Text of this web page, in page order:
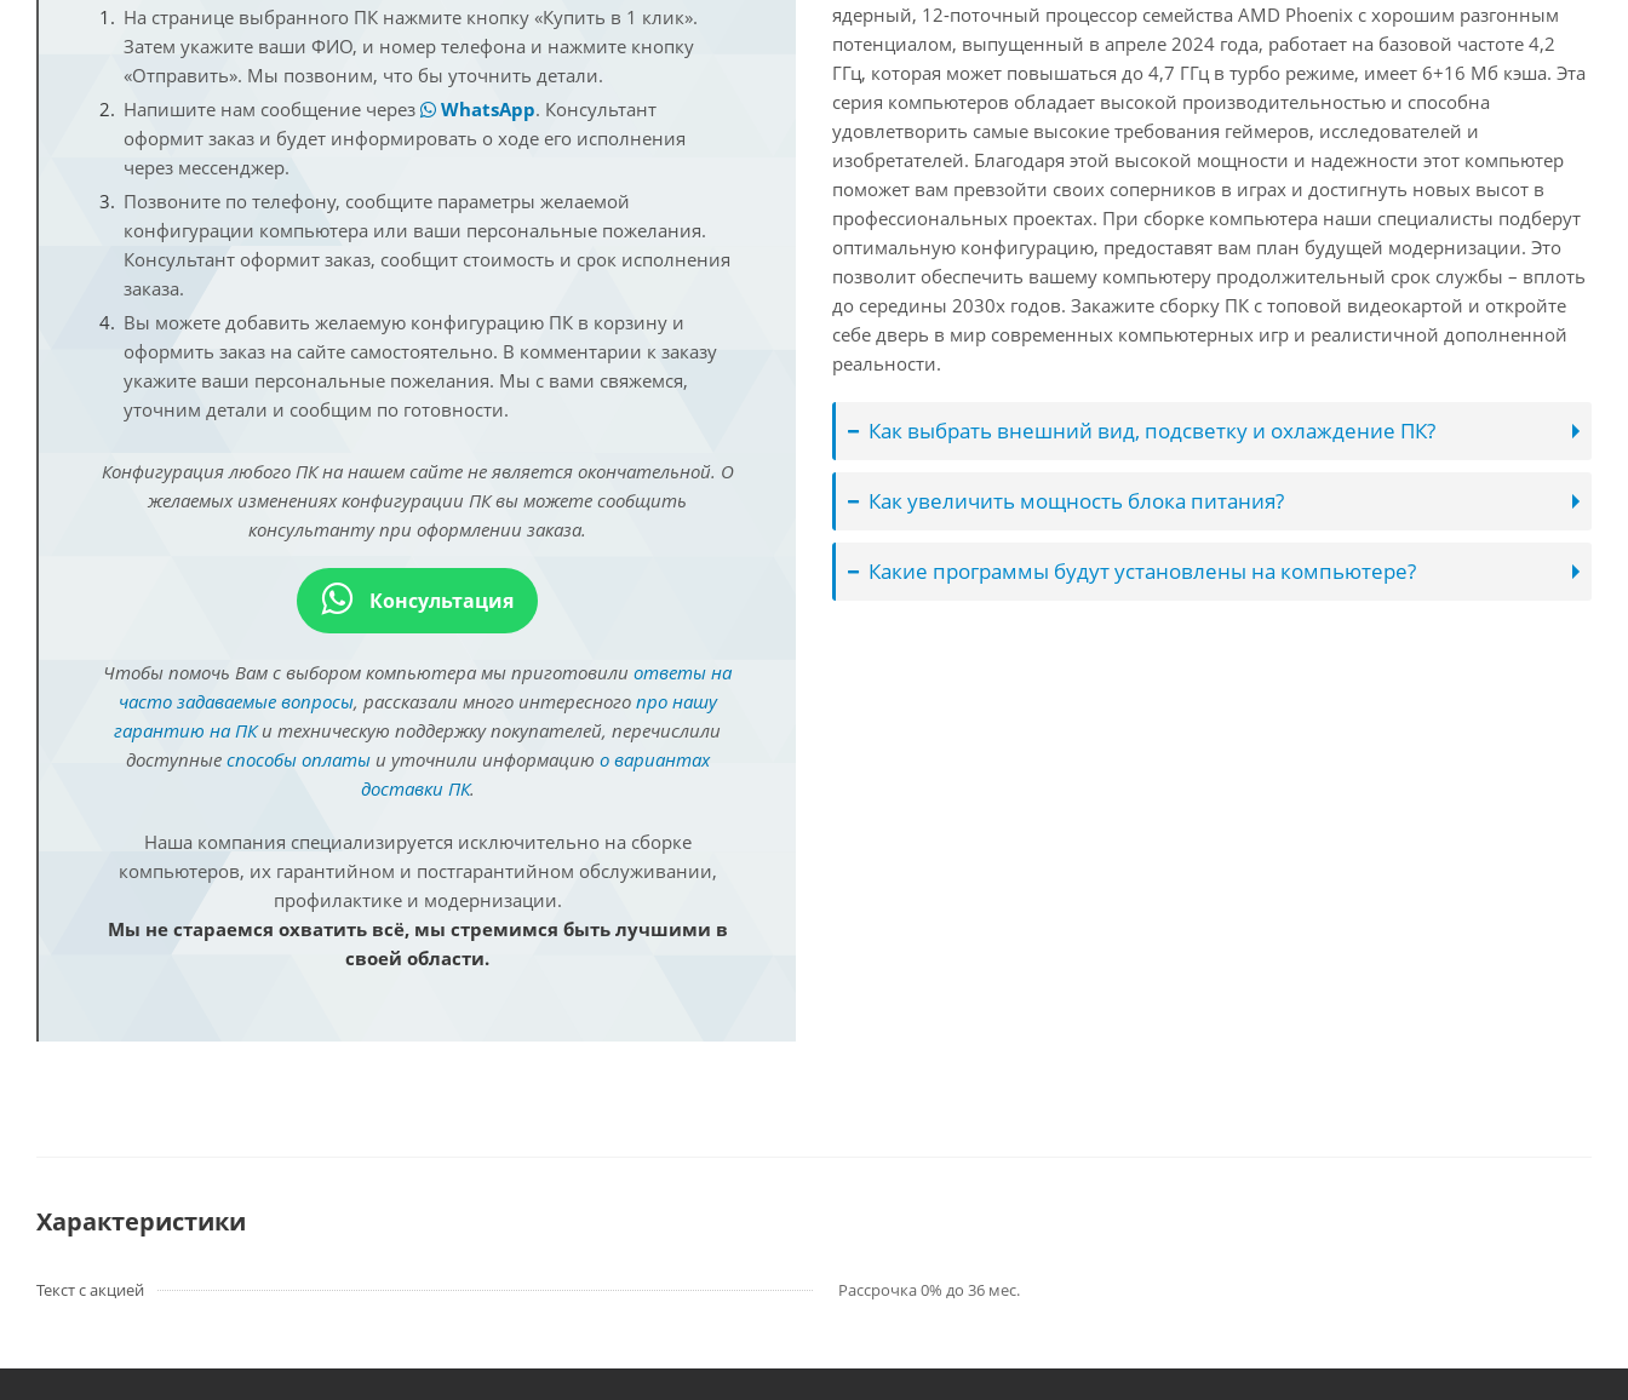
На странице выбранного ПК нажмите кнопку «Купить в 1 клик».
Затем укажите ваши ФИО, и номер телефона и нажмите кнопку
«Отправить». Мы позвоним, что бы уточнить детали.
Напишите нам сообщение через
WhatsApp. Консультант
оформит заказ и будет информировать о ходе его исполнения
через мессенджер.
Позвоните по телефону, сообщите параметры желаемой
конфигурации компьютера или ваши персональные пожелания.
Консультант оформит заказ, сообщит стоимость и срок исполнения
заказа.
Вы можете добавить желаемую конфигурацию ПК в корзину и
оформить заказ на сайте самостоятельно. В комментарии к заказу
укажите ваши персональные пожелания. Мы с вами свяжемся,
уточним детали и сообщим по готовности.
Конфигурация любого ПК на нашем сайте не является окончательной. О
желаемых изменениях конфигурации ПК вы можете сообщить
консультанту при оформлении заказа.
Консультация
Чтобы помочь Вам с выбором компьютера мы приготовили ответы на
часто задаваемые вопросы, рассказали много интересного про нашу
гарантию на ПКи техническую поддержку покупателей, перечислили
доступные способы оплатыи уточнили информацию о вариантах
доставки ПК.
Наша компания специализируется исключительно на сборке
компьютеров, их гарантийном и постгарантийном обслуживании,
профилактике и модернизации.
Мы не стараемся охватить всё, мы стремимся быть лучшими в
своей области.
ядерный, 12-поточный процессор семейства AMD Phoenix с хорошим разгонным
потенциалом, выпущенный в апреле 2024 года, работает на базовой частоте 4,2
ГГц, которая может повышаться до 4,7 ГГц в турбо режиме, имеет 6+16 Мб кэша. Эта
серия компьютеров обладает высокой производительностью и способна
удовлетворить самые высокие требования геймеров, исследователей и
изобретателей. Благодаря этой высокой мощности и надежности этот компьютер
поможет вам превзойти своих соперников в играх и достигнуть новых высот в
профессиональных проектах. При сборке компьютера наши специалисты подберут
оптимальную конфигурацию, предоставят вам план будущей модернизации. Это
позволит обеспечить вашему компьютеру продолжительный срок службы – вплоть
до середины 2030х годов. Закажите сборку ПК с топовой видеокартой и откройте
себе дверь в мир современных компьютерных игр и реалистичной дополненной
реальности.
Как выбрать внешний вид, подсветку и охлаждение ПК?
Как увеличить мощность блока питания?
Какие программы будут установлены на компьютере?
Характеристики
Текст с акцией Рассрочка 0% до 36 мес.